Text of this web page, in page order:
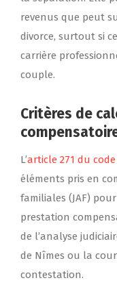
revenus que peut
divorce, surtout si
carrière
couple.
Critères de
L’article 271 du
éléments pris en
familiales (JAF)
prestation
de l’analyse
de Nîmes ou la
contestation.